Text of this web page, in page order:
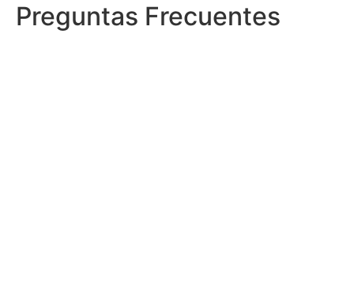
Preguntas Frecuentes